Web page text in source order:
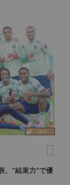
、“結束力”で優